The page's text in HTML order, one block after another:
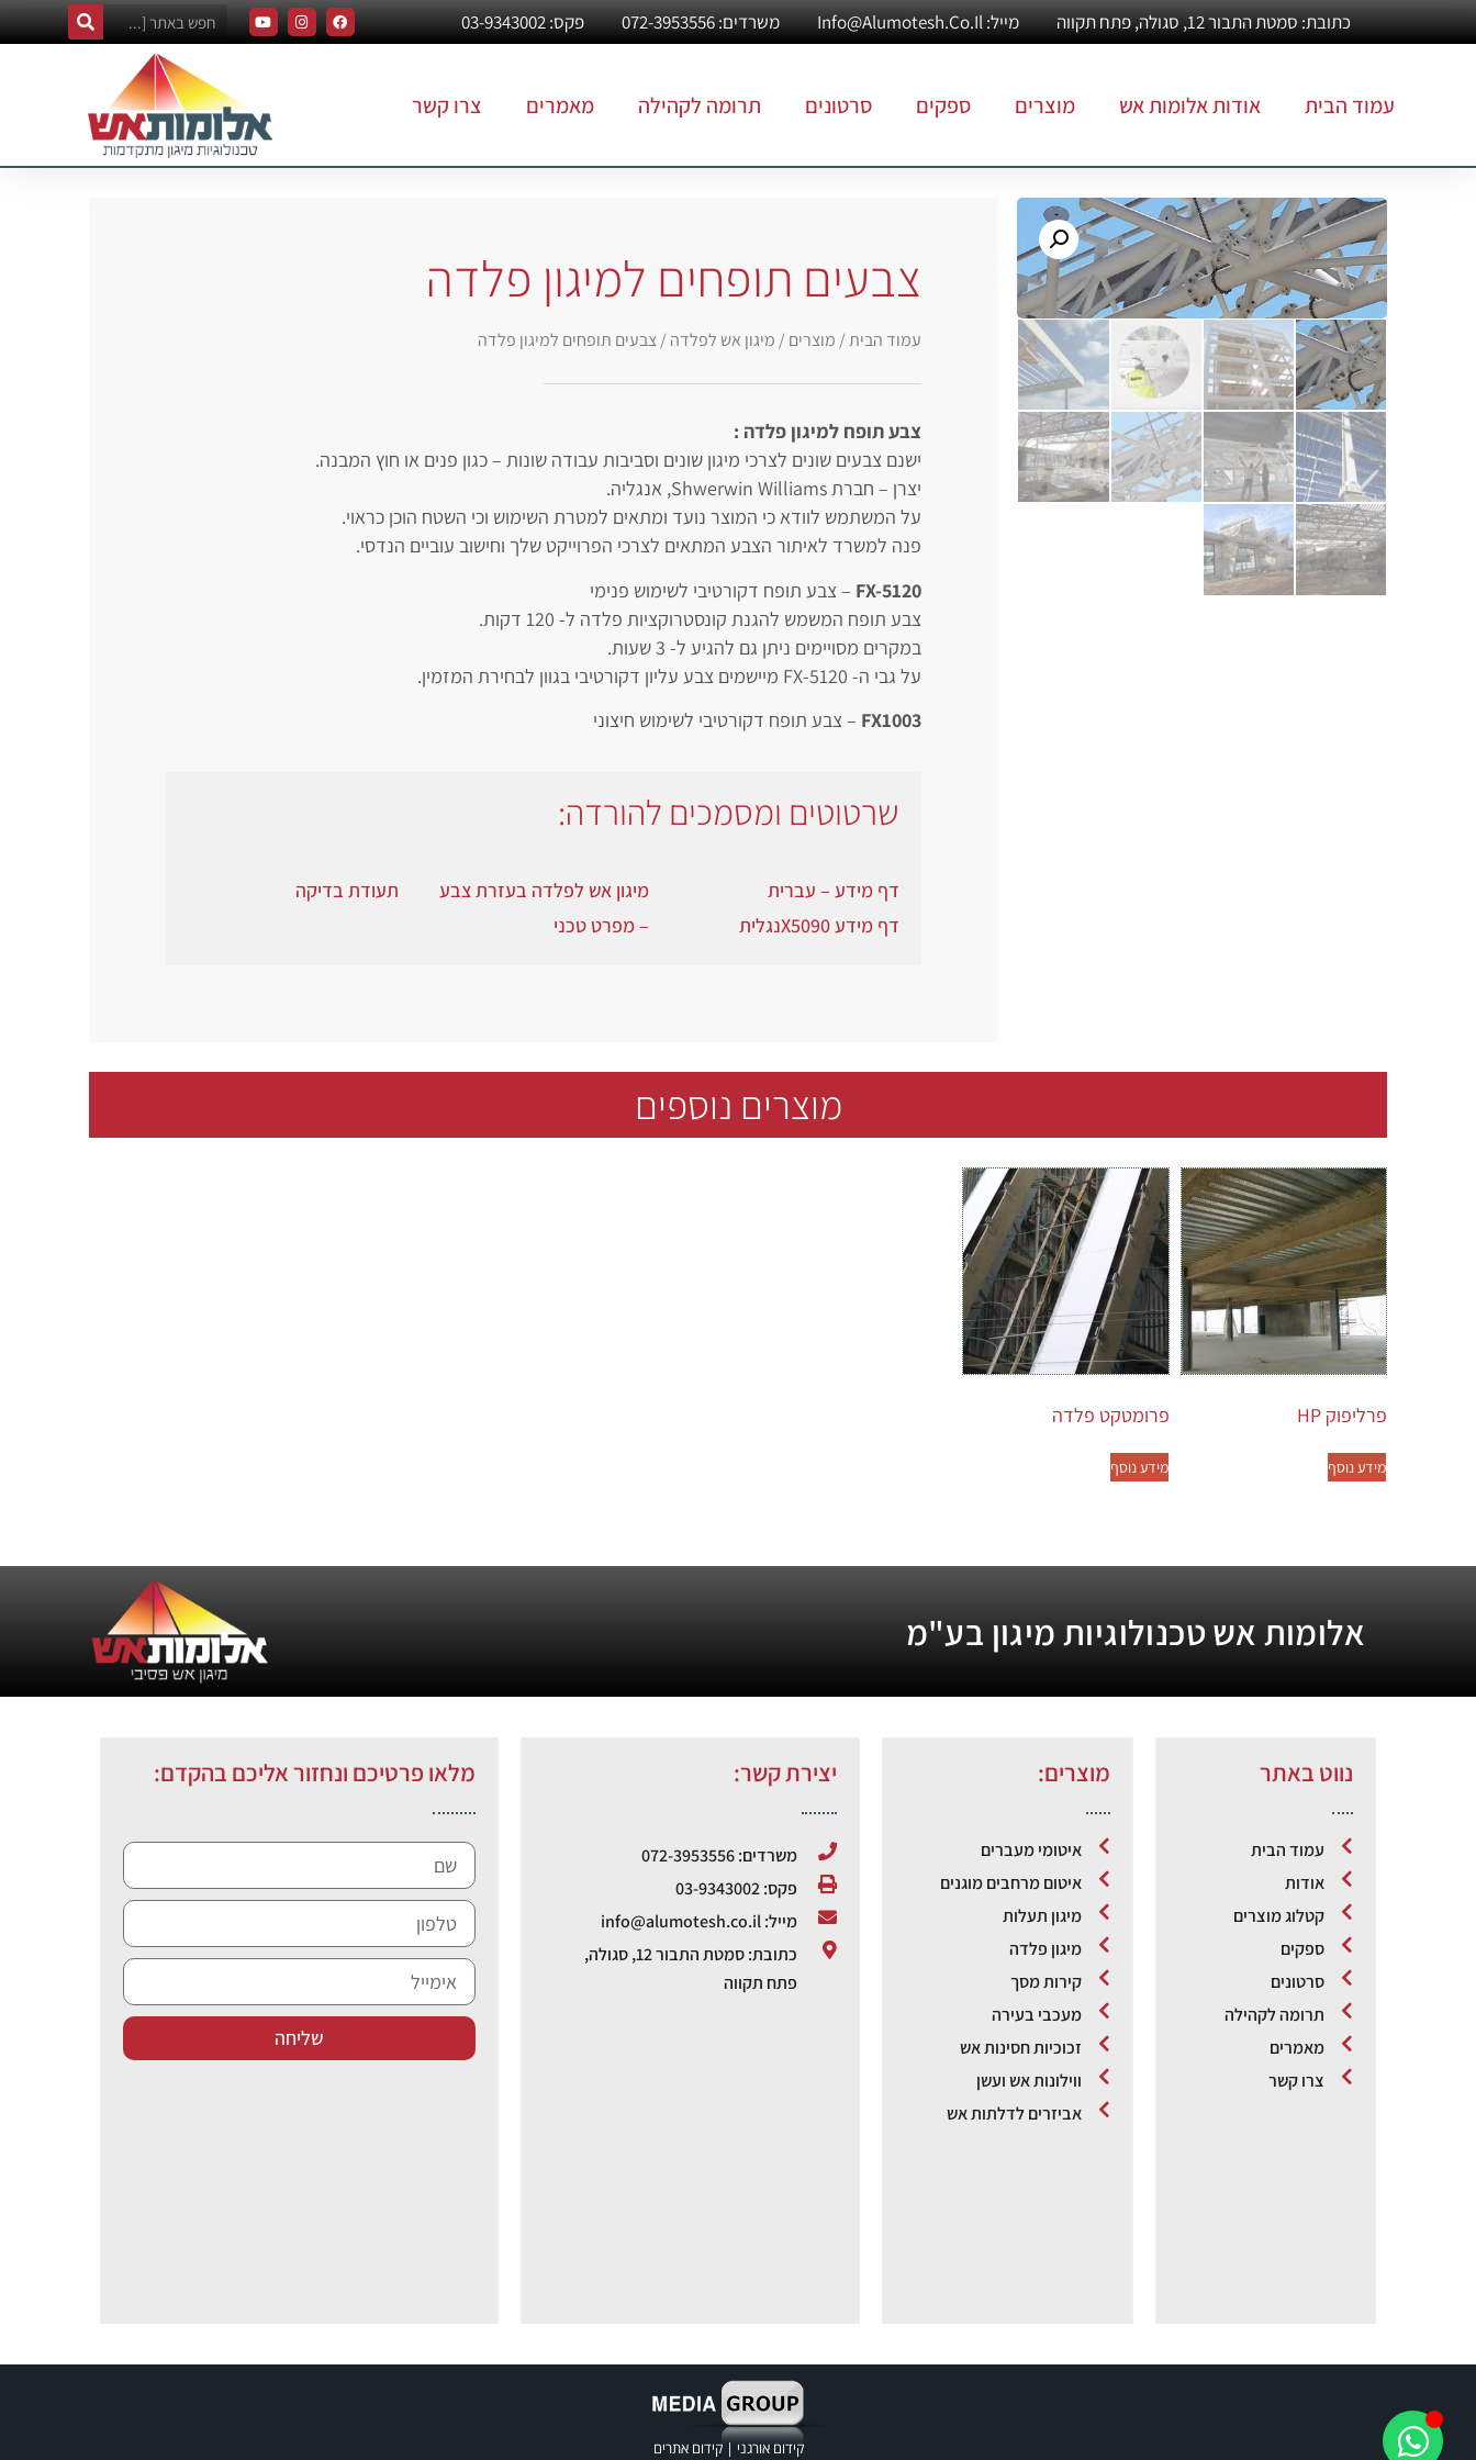
כתובת: סמטת התבור 12, סגולה, פתח תקווה מייל: Info@alumotesh.co.il משרדים: 072-3953556 פקס: 03-9343002
עמוד הבית אודות אלומות אש מוצרים ספקים סרטונים תרומה לקהילה מאמרים צרו קשר
צבעים תופחים למיגון פלדה
עמוד הבית/מוצרים /מיגון אש לפלדה / צבעים תופחים למיגון פלדה
צבע תופח למיגון פלדה :
ישנם צבעים שונים לצרכי מיגון שונים וסביבות עבודה שונות – כגון פנים או חוץ המבנה.
יצרן – חברת Shwerwin Williams, אנגליה.
על המשתמש לוודא כי המוצר נועד ומתאים למטרת השימוש וכי השטח הוכן כראוי.
פנה למשרד לאיתור הצבע המתאים לצרכי הפרוייקט שלך וחישוב עוביים הנדסי.
FX-5120 – צבע תופח דקורטיבי לשימוש פנימי
צבע תופח המשמש להגנת קונסטרוקציות פלדה ל- 120 דקות.
במקרים מסויימים ניתן גם להגיע ל- 3 שעות.
על גבי ה- FX-5120 מיישמים צבע עליון דקורטיבי בגוון לבחירת המזמין.
FX1003 – צבע תופח דקורטיבי לשימוש חיצוני
שרטוטים ומסמכים להורדה:
דף מידע – עברית
דף מידעX5090נגלית
מיגון אש לפלדה בעזרת צבע
– מפרט טכני
תעודת בדיקה
מוצרים נוספים
פרליפוק HP
מידע נוסף
פרומטקט פלדה
מידע נוסף
אלומות אש טכנולוגיות מיגון בע"מ
נווט באתר
עמוד הבית
אודות
קטלוג מוצרים
ספקים
סרטונים
תרומה לקהילה
מאמרים
צרו קשר
מוצרים:
איטומי מעברים
איטום מרחבים מוגנים
מיגון תעלות
מיגון פלדה
קירות מסך
מעכבי בעירה
זכוכיות חסינות אש
ווילונות אש ועשן
אביזרים לדלתות אש
יצירת קשר:
משרדים: 072-3953556
פקס: 03-9343002
מייל: info@alumotesh.co.il
כתובת: סמטת התבור 12, סגולה,
פתח תקווה
מלאו פרטיכם ונחזור אליכם בהקדם:
שליחה
קידום אורגני |קידום אתרים